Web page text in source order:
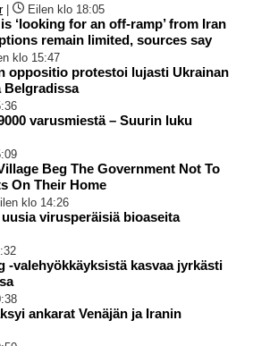
| Eilen klo 18:05
‘looking for an off-ramp’ from Iran
remain limited, sources say
klo 15:47
oppositio protestoi lujasti Ukrainan
Belgradissa
varusmiestä – Suurin luku
Beg The Government Not To
On Their Home
klo 14:26
virusperäisiä bioaseita
-valehyökkäyksistä kasvaa jyrkästi
ankarat Venäjän ja Iranin